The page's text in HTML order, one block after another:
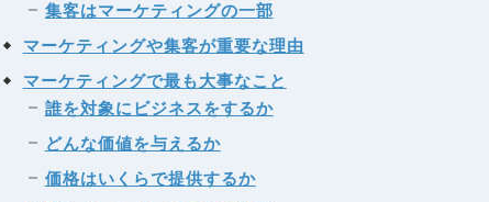
集客はマーケティングの一部
マーケティングや集客が重要な理由
マーケティングで最も大事なこと
誰を対象にビジネスをするか
どんな価値を与えるか
価格はいくらで提供するか